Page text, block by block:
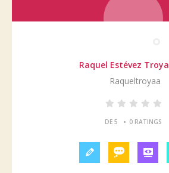
Raquel Estévez Troya
Raqueltroyaa
DE 5 • 0 RATINGS